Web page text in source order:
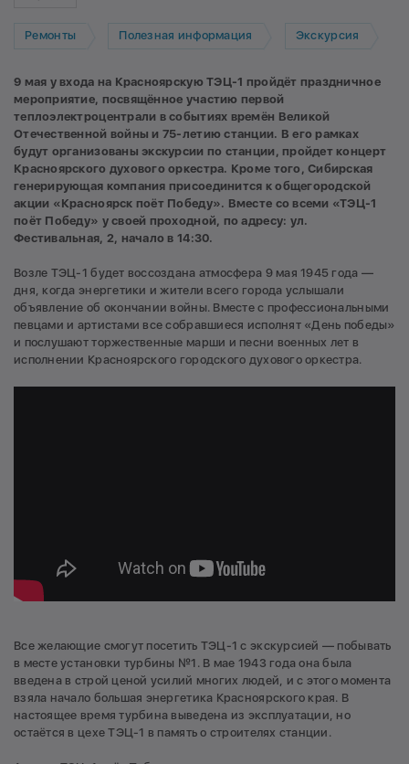
Ремонты Полезная информация Экскурсия
9 мая у входа на Красноярскую ТЭЦ-1 пройдёт праздничное
мероприятие, посвящённое участию первой
теплоэлектроцентрали в событиях времён Великой
Отечественной войны и 75-летию станции. В его рамках
будут организованы экскурсии по станции, пройдет концерт
Красноярского духового оркестра. Кроме того, Сибирская
генерирующая компания присоединится к общегородской
акции «Красноярск поёт Победу». Вместе со всеми «ТЭЦ-1
поёт Победу» у своей проходной, по адресу: ул.
Фестивальная, 2, начало в 14:30.
Возле ТЭЦ-1 будет воссоздана атмосфера 9 мая 1945 года —
дня, когда энергетики и жители всего города услышали
объявление об окончании войны. Вместе с профессиональными
певцами и артистами все собравшиеся исполнят «День победы»
и послушают торжественные марши и песни военных лет в
исполнении Красноярского городского духового оркестра.
Все желающие смогут посетить ТЭЦ-1 с экскурсией — побывать
в месте установки турбины №1. В мае 1943 года она была
введена в строй ценой усилий многих людей, и с этого момента
взяла начало большая энергетика Красноярского края. В
настоящее время турбина выведена из эксплуатации, но
остаётся в цехе ТЭЦ-1 в память о строителях станции.